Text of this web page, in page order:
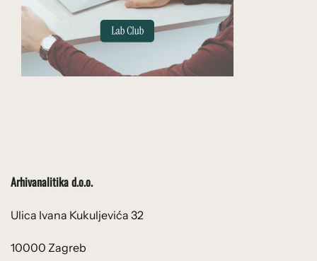
Arhivanalitika d.o.o.
Ulica Ivana Kukuljevića 32
10000 Zagreb